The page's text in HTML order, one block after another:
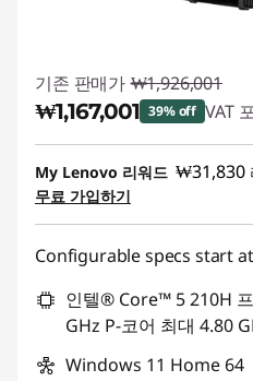
기존 판매가 ₩1,926,001
₩1,167,001 39% off VAT
즉시 할인: :-₩759,000
My Lenovo 리워드 ₩31,830
무료 가입하기
Configurable specs start
인텔® Core™ 5 210H
GHz P-코어 최대 4.80
Windows 11 Home 64